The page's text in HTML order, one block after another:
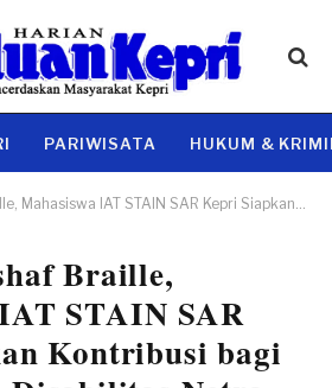
PARIWISATA HUKUM &
STAIN SAR Kepri Siapkan Kontribusi bagi Penyandang Disabilitas Netra
Braille,
STAIN SAR
Kontribusi bagi